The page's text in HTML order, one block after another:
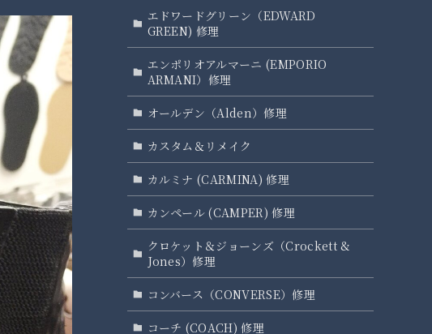
エドワードグリーン（EDWARD
GREEN) 修理
エンポリオアルマーニ (EMPORIO
ARMANI）修理
オールデン（Alden）修理
カスタム＆リメイク
カルミナ (CARMINA) 修理
カンペール (CAMPER) 修理
クロケット＆ジョーンズ（Crockett &
Jones）修理
コンバース（CONVERSE）修理
コーチ (COACH) 修理